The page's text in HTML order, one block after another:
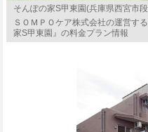
そんぽの家S甲東園(兵庫県西宮市
ＳＯＭＰＯケア株式会社の運営す
家S甲東園』の料金プラン情報